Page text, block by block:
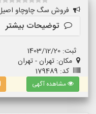
فروش سگ چاوچاو اصیل
توضیحات بیشتر
ثبت: 1403/12/20
مکان: تهران - تهران
کد: 179489
مشاهده آگهی